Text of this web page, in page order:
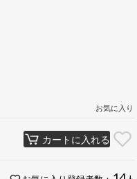
お気に入り
カートに入れる